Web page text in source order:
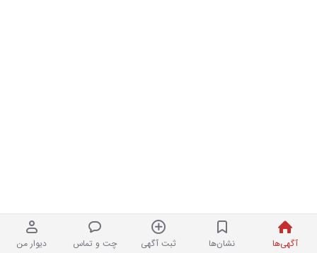
آگهی‌ها نشان‌ها ثبت آگهی چت و تماس دیوار من